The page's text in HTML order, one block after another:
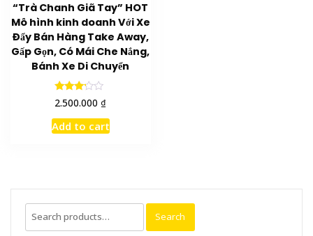
“Trà Chanh Giã Tay” HOT
Mô hình kinh doanh Với Xe
Đẩy Bán Hàng Take Away,
Gấp Gọn, Có Mái Che Nắng,
Bánh Xe Di Chuyển
Rated
3.00
out of
5
2.500.000 ₫
Add to cart
Search
for:
Search